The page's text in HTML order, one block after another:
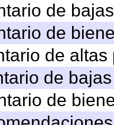
de
de
de
de
de